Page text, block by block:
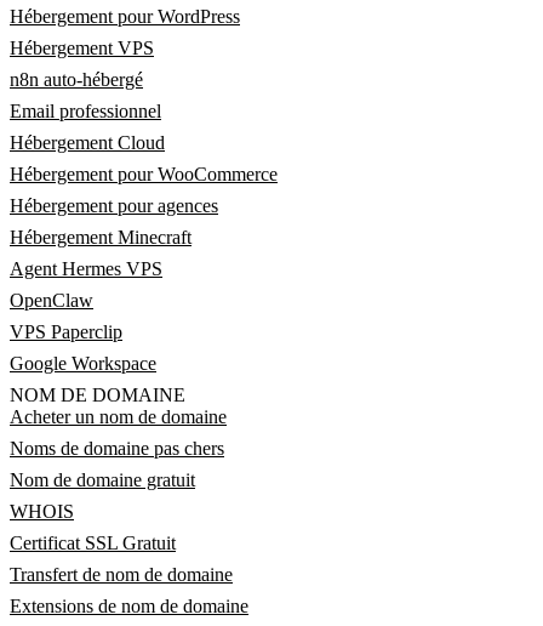
Hébergement pour WordPress
Hébergement VPS
n8n auto-hébergé
Email professionnel
Hébergement Cloud
Hébergement pour WooCommerce
Hébergement pour agences
Hébergement Minecraft
Agent Hermes VPS
OpenClaw
VPS Paperclip
Google Workspace
NOM DE DOMAINE
Acheter un nom de domaine
Noms de domaine pas chers
Nom de domaine gratuit
WHOIS
Certificat SSL Gratuit
Transfert de nom de domaine
Extensions de nom de domaine